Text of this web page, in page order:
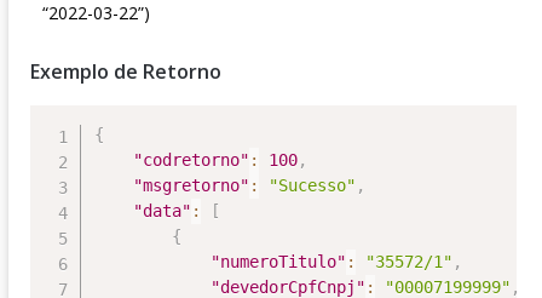
“2022-03-22”)
Exemplo de Retorno
{
"codretorno" : 100,
"msgretorno" : "Sucesso" ,
"data" :
[
{
"numeroTitulo" : "35572/1" ,
"devedorCpfCnpj" : "00007199999" ,